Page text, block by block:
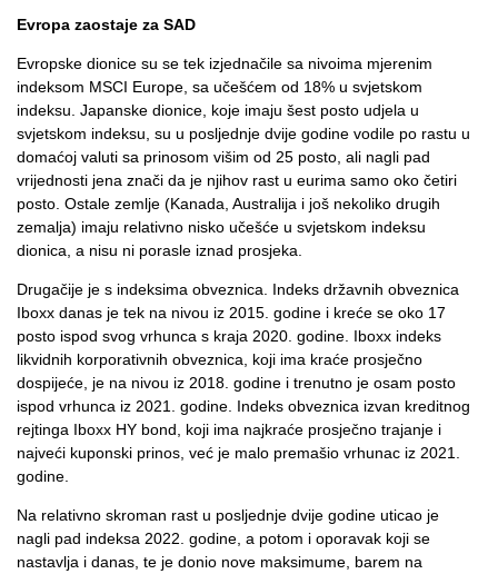
Evropa zaostaje za SAD
Evropske dionice su se tek izjednačile sa nivoima mjerenim
indeksom MSCI Europe, sa učešćem od 18% u svjetskom
indeksu. Japanske dionice, koje imaju šest posto udjela u
svjetskom indeksu, su u posljednje dvije godine vodile po rastu u
domaćoj valuti sa prinosom višim od 25 posto, ali nagli pad
vrijednosti jena znači da je njihov rast u eurima samo oko četiri
posto. Ostale zemlje (Kanada, Australija i još nekoliko drugih
zemalja) imaju relativno nisko učešće u svjetskom indeksu
dionica, a nisu ni porasle iznad prosjeka.
Drugačije je s indeksima obveznica. Indeks državnih obveznica
Iboxx danas je tek na nivou iz 2015. godine i kreće se oko 17
posto ispod svog vrhunca s kraja 2020. godine. Iboxx indeks
likvidnih korporativnih obveznica, koji ima kraće prosječno
dospijeće, je na nivou iz 2018. godine i trenutno je osam posto
ispod vrhunca iz 2021. godine. Indeks obveznica izvan kreditnog
rejtinga Iboxx HY bond, koji ima najkraće prosječno trajanje i
najveći kuponski prinos, već je malo premašio vrhunac iz 2021.
godine.
Na relativno skroman rast u posljednje dvije godine uticao je
nagli pad indeksa 2022. godine, a potom i oporavak koji se
nastavlja i danas, te je donio nove maksimume, barem na